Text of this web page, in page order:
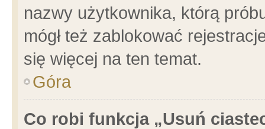
nazwy użytkownika, którą
mógł też zablokować
się więcej na ten temat.
Góra
Co robi funkcja „Usuń